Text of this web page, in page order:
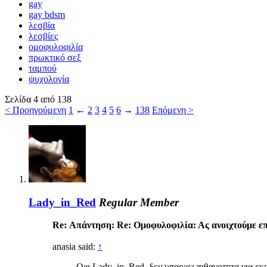
gay
gay bdsm
λεσβία
λεσβίες
ομοφυλοφιλία
πρωκτικό σεξ
ταμπού
ψυχολογία
Σελίδα 4 από 138
< Προηγούμενη 1 ← 2 3 4 5 6 → 138 Επόμενη >
Lady_in_Red Regular Member
Re: Απάντηση: Re: Ομοφυλοφιλία: Ας ανοιχτούμε
anasia said: ↑